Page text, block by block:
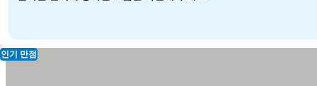
인기 만점